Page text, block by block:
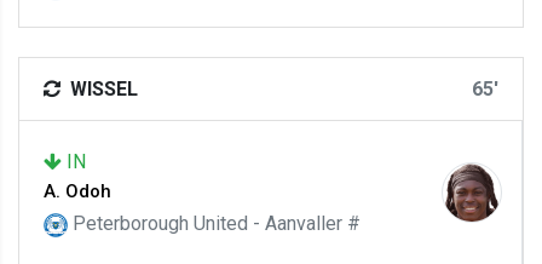
WISSEL 65'
IN
A. Odoh
Peterborough United - Aanvaller #